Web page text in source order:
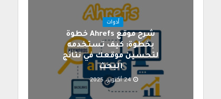
أدوات
شرح موقع Ahrefs خطوة
بخطوة: كيف تستخدمه
لتحسين موقعك في نتائج
البحث
24 أكتوبر، 2025